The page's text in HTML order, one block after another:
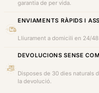
garantia de per vida.
ENVIAMENTS RÀPIDS I
Lliurament a domicili en 24/
DEVOLUCIONS SENSE
Disposes de 30 dies naturals
la devolució.